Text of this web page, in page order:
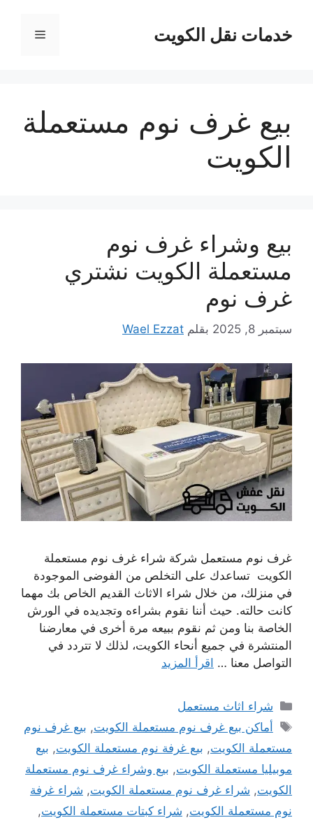
المحتوىخدمات نقل الكويت القائمة
بيع غرف نوم مستعملة
الكويت
بيع وشراء غرف نوم
مستعملة الكويت نشتري
غرف نوم
سبتمبر 8, 2025 بقلم Wael Ezzat
غرف نوم مستعمل شركة شراء غرف نوم مستعملة
الكويت تساعدك على التخلص من الفوضى الموجودة
في منزلك، من خلال شراء الاثاث القديم الخاص بك مهما
كانت حالته. حيث أننا نقوم بشراءه وتجديده في الورش
الخاصة بنا ومن ثم نقوم ببيعه مرة أخرى في معارضنا
المنتشرة في جميع أنحاء الكويت، لذلك لا تتردد في
التواصل معنا … اقرأ المزيد
التصنيفات
شراء اثاث مستعمل
الوسوم
أماكن بيع غرف نوم مستعملة الكويت, بيع غرف نوم
مستعملة الكويت, بيع غرفة نوم مستعملة الكويت, بيع
موبيليا مستعملة الكويت, بيع وشراء غرف نوم مستعملة
الكويت, شراء غرف نوم مستعملة الكويت, شراء غرفة
نوم مستعملة الكويت, شراء كبتات مستعملة الكويت,